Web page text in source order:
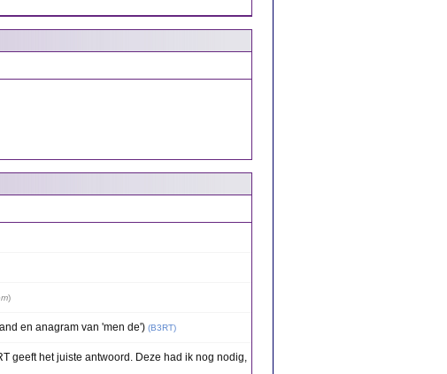
)
en anagram van 'men de') (B3RT)
geeft het juiste antwoord. Deze had ik nog nodig,